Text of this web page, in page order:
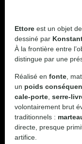
Ettore est un objet
dessiné par
À la frontière entre
distingue par une
Réalisé en fonte ,
un poids
cale-porte serre-
volontairement brut
traditionnels :
directe, presque
artifice.